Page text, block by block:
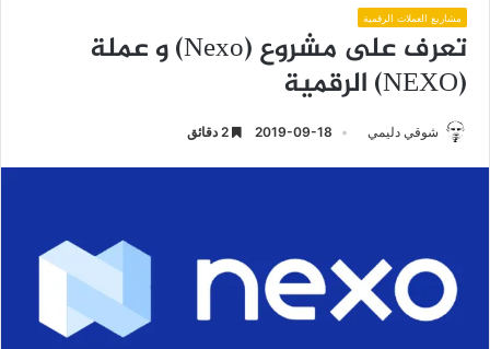
مشاريع العملات الرقمية
تعرف على مشروع (Nexo) و عملة
(NEXO) الرقمية
شوقي دليمي 2019-09-18